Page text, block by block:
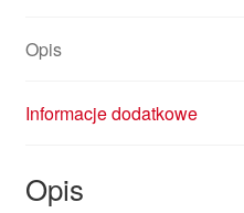
Opis
Informacje dodatkowe
Opis